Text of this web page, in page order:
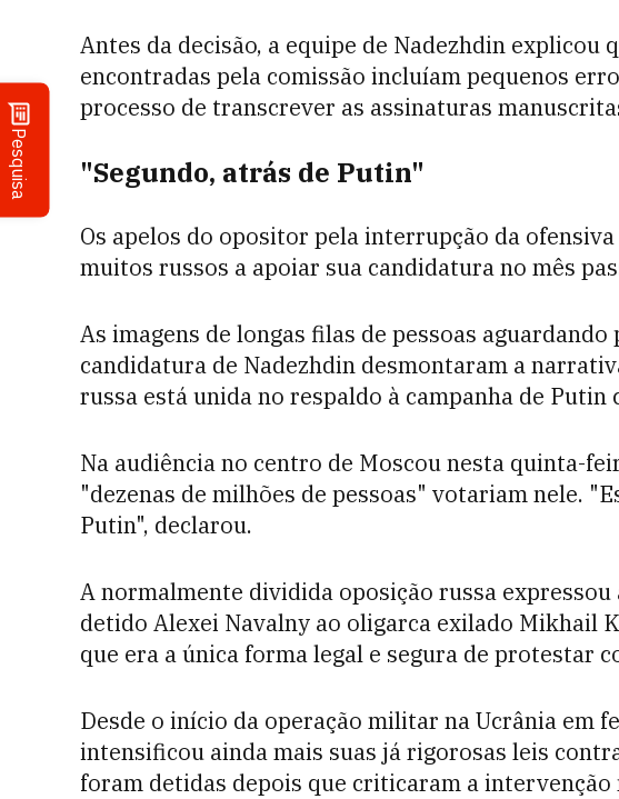
Pesquisa
Antes da decisão, a equipe de Nadezhdin explicou
encontradas pela comissão incluíam pequenos
processo de transcrever as assinaturas
"Segundo, atrás de Putin"
Os apelos do opositor pela interrupção da
muitos russos a apoiar sua candidatura no mês
As imagens de longas filas de pessoas
candidatura de Nadezhdin desmontaram a
russa está unida no respaldo à campanha de Putin
Na audiência no centro de Moscou nesta quinta-
"dezenas de milhões de pessoas" votariam nele.
Putin", declarou.
A normalmente dividida oposição russa
detido Alexei Navalny ao oligarca exilado Mikhail
que era a única forma legal e segura de protestar
Desde o início da operação militar na Ucrânia em
intensificou ainda mais suas já rigorosas leis
foram detidas depois que criticaram a